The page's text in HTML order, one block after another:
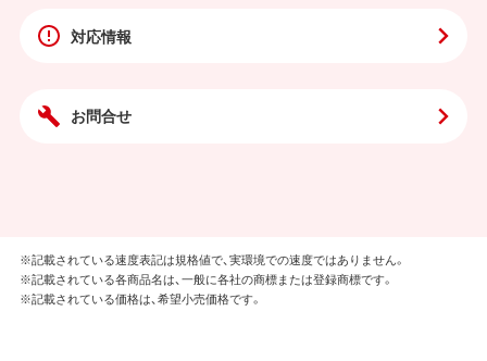
対応情報
お問合せ
※記載されている速度表記は規格値で、実環境での速度ではありません。
※記載されている各商品名は、一般に各社の商標または登録商標です。
※記載されている価格は、希望小売価格です。